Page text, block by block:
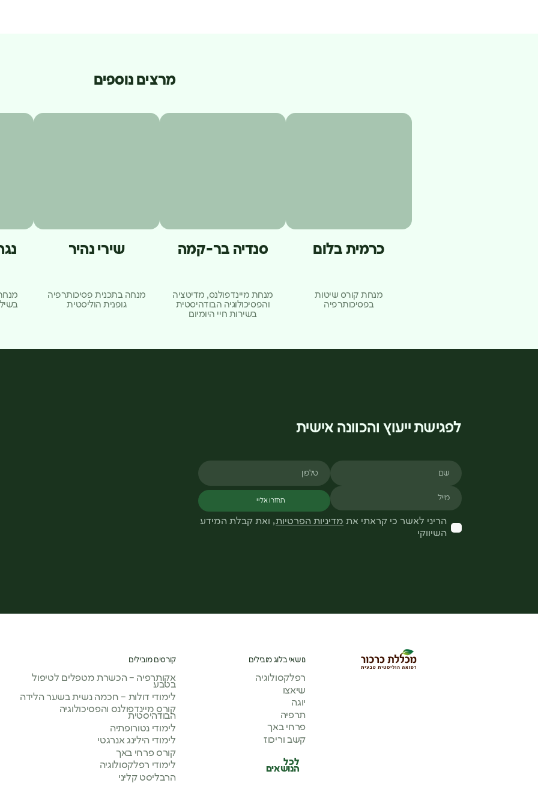
מרצים נוספים
כרמית בלום
מנחת קורס שיטות
בפסיכותרפיה
סנדיה בר-קמה
מנחת מיינדפולנס, מדיטציה
והפסיכולוגיה הבודהיסטית
בשירות חיי היומיום
שירי נהיר
מנחה בתכנית פסיכותרפיה
גופנית הוליסטית
לפגישת ייעוץ והכוונה אישית
שם טלפון
מייל
תחזרו אליי
הריני לאשר כי קראתי את מדיניות הפרטיות, ואת קבלת המידע
השיווקי
נושאי בלוג מובילים
רפלקסולוגיה
שיאצו
יוגה
תרפיה
פרחי באך
קשב וריכוז
לכל
הנושאים
קורסים מובילים
אקותרפיה – הכשרת מטפלים לטיפול
בטבע
לימודי דולות – חכמה נשית בשער הלידה
קורס מיינדפולנס והפסיכולוגיה
הבודהיסטית
לימודי נטורופתיה
לימודי הילינג אנרגטי
קורס פרחי באך
לימודי רפלקסולוגיה
הרבליסט קליני